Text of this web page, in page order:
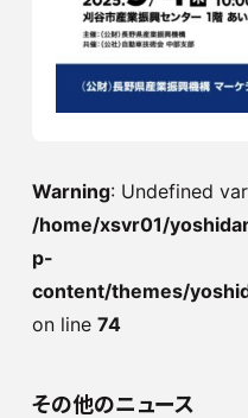
Warning: Undefined
/home/xsvr01/
p-
content/themes/
on line 74
その他のニュース